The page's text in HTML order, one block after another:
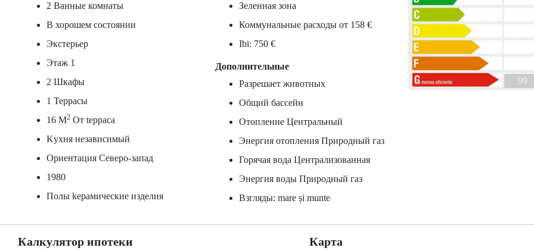
2 Ванные комнаты
В хорошем состоянии
Экстерьер
Этаж 1
2 Шкафы
1 Террасы
16 M2 От tерраса
Kухня независимый
Ориентация Северо-запад
1980
Полы kерамические изделия
Зеленная зона
Коммунальные расходы от 158 €
Ibi: 750 €
Дополнительные
Разрешает животных
Общий бассейн
Отопление Центральный
Энергия отопления Природный газ
Горячая вода Централизованная
Энергия воды Природный газ
Взгляды: mare și munte
99
Калкулятор ипотеки Карта